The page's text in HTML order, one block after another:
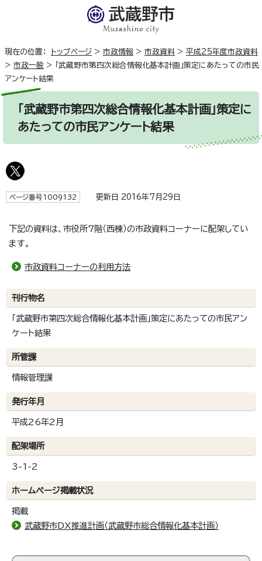
現在の位置： トップページ > 市政情報 > 市政資料 > 平成25年度市政資料
> 市政一般 > 「武蔵野市第四次総合情報化基本計画」策定にあたっての市民
アンケート結果
「武蔵野市第四次総合情報化基本計画」策定に
あたっての市民アンケート結果
ページ番号1009132 更新日 2016年7月29日
下記の資料は、市役所7階（西棟）の市政資料コーナーに配架してい
ます。
市政資料コーナーの利用方法
刊行物名
「武蔵野市第四次総合情報化基本計画」策定にあたっての市民アン
ケート結果
所管課
情報管理課
発行年月
平成26年2月
配架場所
3-1-2
ホームページ掲載状況
掲載
武蔵野市DX推進計画（武蔵野市総合情報化基本計画）